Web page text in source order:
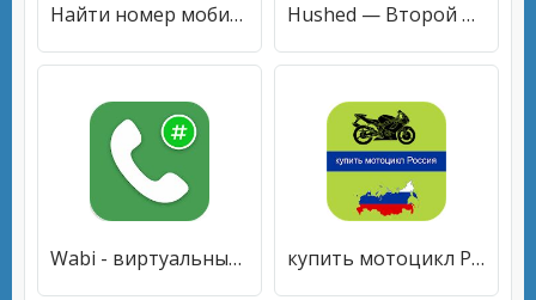
Найти номер мобильного телефона Hushed — Второй номер телефона — Звонки и SMS
Wabi - виртуальный номер для WhatsApp Business купить мотоцикл Россия